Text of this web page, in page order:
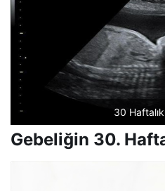
30
Gebeliğin 30.